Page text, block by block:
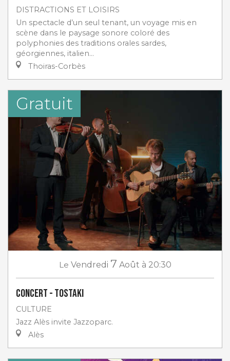
DISTRACTIONS ET LOISIRS
Un spectacle d’un seul tenant, un voyage mis en
scène dans le paysage sonore coloré des
polyphonies des traditions orales sardes,
géorgiennes, italien...
Thoiras-Corbès
Gratuit
Le Vendredi 7 Août à 20:30
Concert - Tostaki
CULTURE
Jazz Alès invite Jazzoparc.
Alès